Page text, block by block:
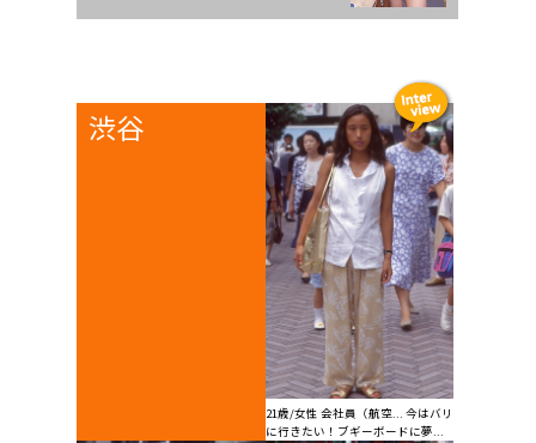
渋谷
21歳/女性 会社員（航空... 今はバリ
に行きたい！ブギーボードに夢...